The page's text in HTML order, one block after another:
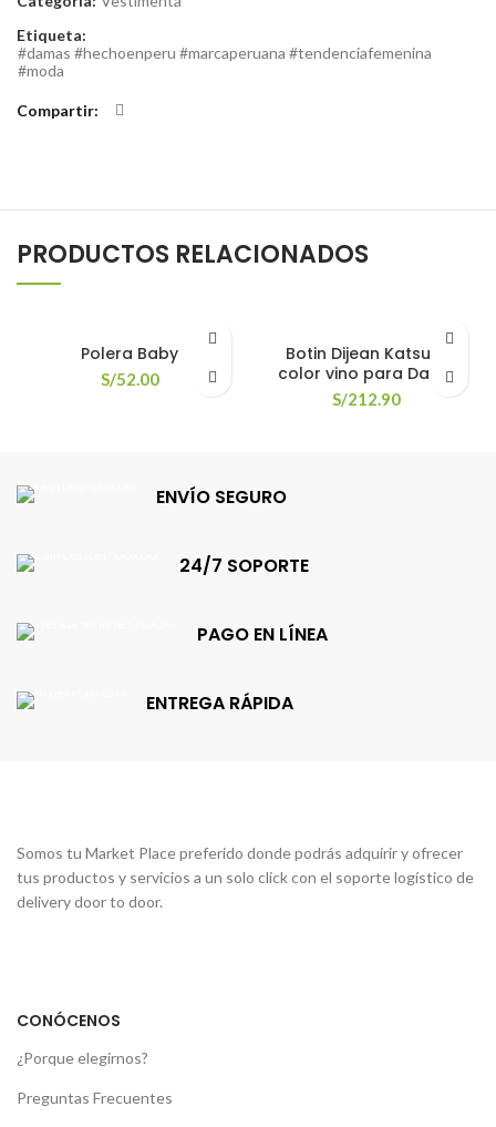
Etiqueta:
#damas #hechoenperu #marcaperuana #tendenciafemenina
#moda
Compartir
PRODUCTOS RELACIONADOS
Polera Baby
S/52.00
Botin Dijean Katsura
color vino para Dama
S/212.90
ENVÍO SEGURO
24/7 SOPORTE
PAGO EN LÍNEA
ENTREGA RÁPIDA
Somos tu Market Place preferido donde podrás adquirir y ofrecer
tus productos y servicios a un solo click con el soporte logístico de
delivery door to door.
CONÓCENOS
¿Porque elegirnos?
Preguntas Frecuentes